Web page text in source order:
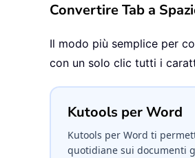
Convertire Tab a
Il modo più semplice per
con un solo clic tutti i
Kutools per Word
Kutools per Word ti
quotidiane sui documenti